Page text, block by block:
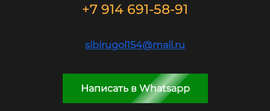
+7 914 691-58-91
sibirugol154@mail.ru
Написать в Whatsapp